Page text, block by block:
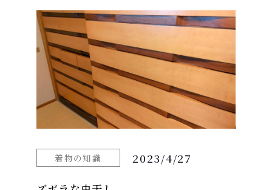
着物の知識 2023/4/27